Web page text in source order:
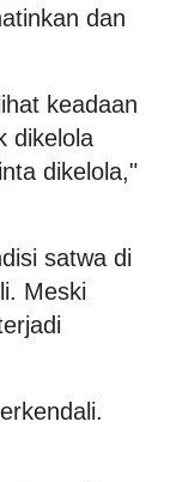
dan
keadaan
dikelola
dikelola,"
satwa di
Meski